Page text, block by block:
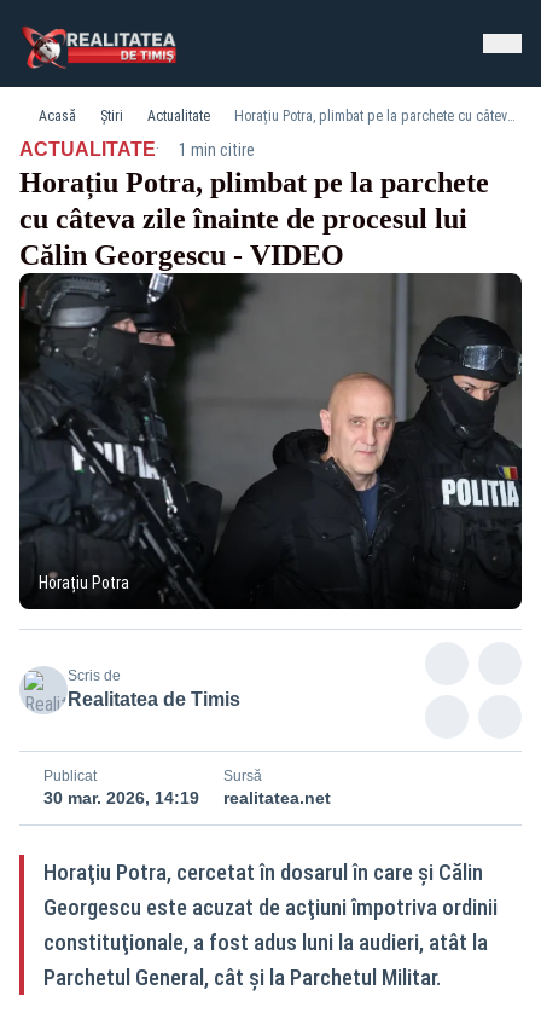
Acasă Știri Actualitate Horațiu Potra, plimbat pe la parchete cu câteva zile înainte de procesul lui Călin Georgescu - VIDEO
ACTUALITATE· 1 min citire
Horațiu Potra, plimbat pe la parchete
cu câteva zile înainte de procesul lui
Călin Georgescu - VIDEO
Horațiu Potra
Scris de
Realitatea de Timis
Publicat
30 mar. 2026, 14:19
Sursă
realitatea.net
Horaţiu Potra, cercetat în dosarul în care și Călin
Georgescu este acuzat de acţiuni împotriva ordinii
constituţionale, a fost adus luni la audieri, atât la
Parchetul General, cât și la Parchetul Militar.